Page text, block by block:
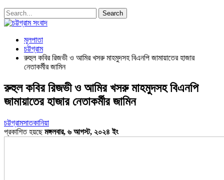
মূলপাতা
চট্টগ্রাম
রুহুল কবির রিজভী ও আমির খসরু মাহমুদসহ বিএনপি জামায়াতের হাজার
নেতাকর্মীর জামিন
রুহুল কবির রিজভী ও আমির খসরু মাহমুদসহ বিএনপি
জামায়াতের হাজার নেতাকর্মীর জামিন
চট্টগ্রামসাতকানিয়া
প্রকাশিত হয়ছেমঙ্গলবার, ৬ আগস্ট, ২০২৪ ইং